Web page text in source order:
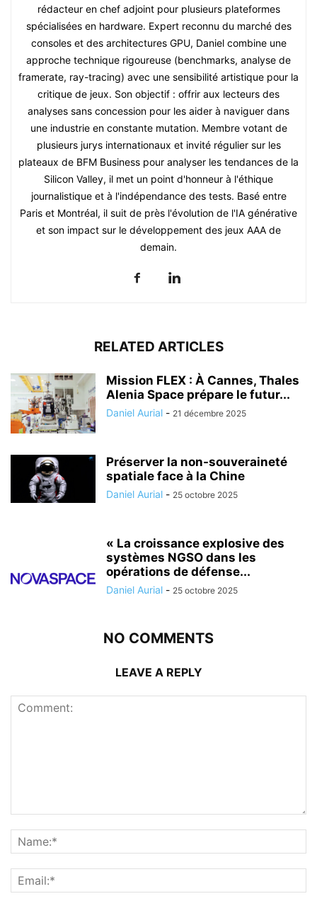
rédacteur en chef adjoint pour plusieurs plateformes
spécialisées en hardware. Expert reconnu du marché des
consoles et des architectures GPU, Daniel combine une
approche technique rigoureuse (benchmarks, analyse de
framerate, ray-tracing) avec une sensibilité artistique pour la
critique de jeux. Son objectif : offrir aux lecteurs des
analyses sans concession pour les aider à naviguer dans
une industrie en constante mutation. Membre votant de
plusieurs jurys internationaux et invité régulier sur les
plateaux de BFM Business pour analyser les tendances de la
Silicon Valley, il met un point d'honneur à l'éthique
journalistique et à l'indépendance des tests. Basé entre
Paris et Montréal, il suit de près l'évolution de l'IA générative
et son impact sur le développement des jeux AAA de
demain.
RELATED ARTICLES
Mission FLEX : À Cannes, Thales
Alenia Space prépare le futur...
Daniel Aurial - 21 décembre 2025
Préserver la non-souveraineté
spatiale face à la Chine
Daniel Aurial - 25 octobre 2025
« La croissance explosive des
systèmes NGSO dans les
opérations de défense...
Daniel Aurial - 25 octobre 2025
NO COMMENTS
LEAVE A REPLY